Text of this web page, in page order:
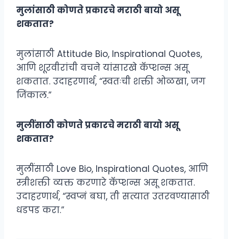
मुलांसाठी कोणते प्रकारचे मराठी बायो असू
शकतात?
मुलांसाठी Attitude Bio, Inspirational Quotes,
आणि शूरवीरांची वचने यांसारखे कॅप्शन्स असू
शकतात. उदाहरणार्थ, “स्वतःची शक्ती ओळखा, जग
जिंकाल.”
मुलींसाठी कोणते प्रकारचे मराठी बायो असू
शकतात?
मुलींसाठी Love Bio, Inspirational Quotes, आणि
स्त्रीशक्ती व्यक्त करणारे कॅप्शन्स असू शकतात.
उदाहरणार्थ, “स्वप्नं बघा, ती सत्यात उतरवण्यासाठी
धडपड करा.”